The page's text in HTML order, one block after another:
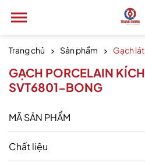
Trang chủ Sản phẩm Gạch
GẠCH PORCELAIN
SVT6801-BONG
MÃ SẢN PHẨM
Chất liệu